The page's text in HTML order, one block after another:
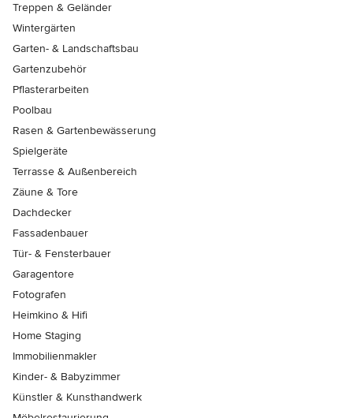
Treppen & Geländer
Wintergärten
Garten- & Landschaftsbau
Gartenzubehör
Pflasterarbeiten
Poolbau
Rasen & Gartenbewässerung
Spielgeräte
Terrasse & Außenbereich
Zäune & Tore
Dachdecker
Fassadenbauer
Tür- & Fensterbauer
Garagentore
Fotografen
Heimkino & Hifi
Home Staging
Immobilienmakler
Kinder- & Babyzimmer
Künstler & Kunsthandwerk